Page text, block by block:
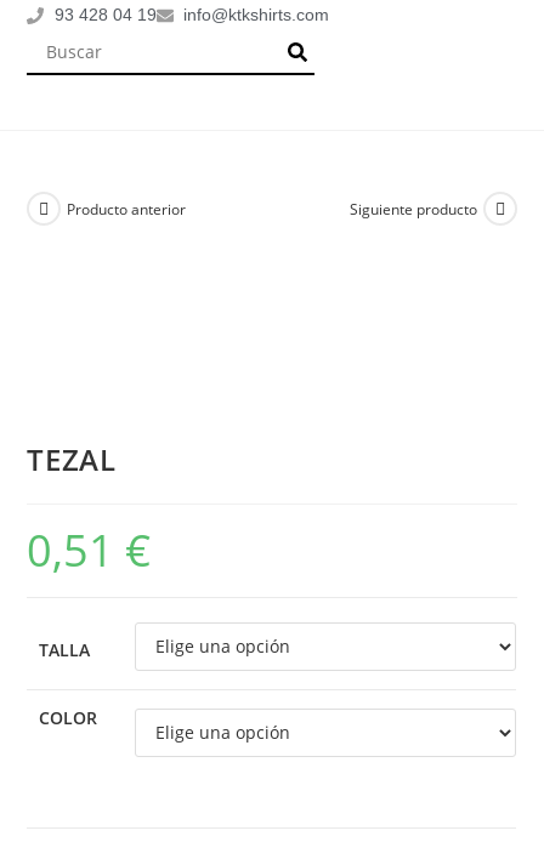
93 428 04 19 info@ktkshirts.com
Producto anterior Siguiente producto
TEZAL
0,51 €
TALLA
COLOR